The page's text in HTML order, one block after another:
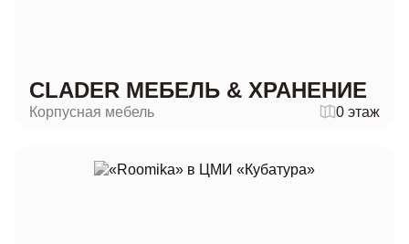
CLADER МЕБЕЛЬ & ХРАНЕНИЕ
Корпусная мебель 0 этаж